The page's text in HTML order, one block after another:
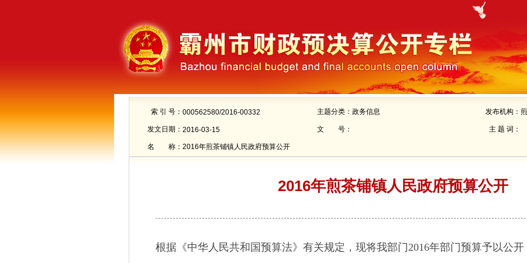
索 引 号： 000562580/2016-00332 主题分类： 政务信息 发布机构：
发文日期： 2016-03-15 文 号： 主 题 词：
名 称： 2016年煎茶铺镇人民政府预算公开
2016年煎茶铺镇人民政府预算公开
根据《中华人民共和国预算法》有关规定，现将我部门2016年部门预算予以公开